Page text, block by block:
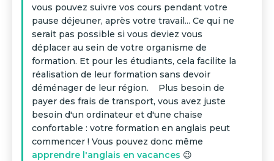
vous pouvez suivre vos cours pendant votre
pause déjeuner, après votre travail... Ce qui ne
serait pas possible si vous deviez vous
déplacer au sein de votre organisme de
formation. Et pour les étudiants, cela facilite la
réalisation de leur formation sans devoir
déménager de leur région. Plus besoin de
payer des frais de transport, vous avez juste
besoin d'un ordinateur et d'une chaise
confortable : votre formation en anglais peut
commencer ! Vous pouvez donc même
apprendre l'anglais en vacances 😉